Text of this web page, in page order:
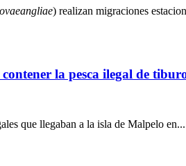
) realizan migraciones
la pesca ilegal de
que llegaban a la isla de Malpelo en...